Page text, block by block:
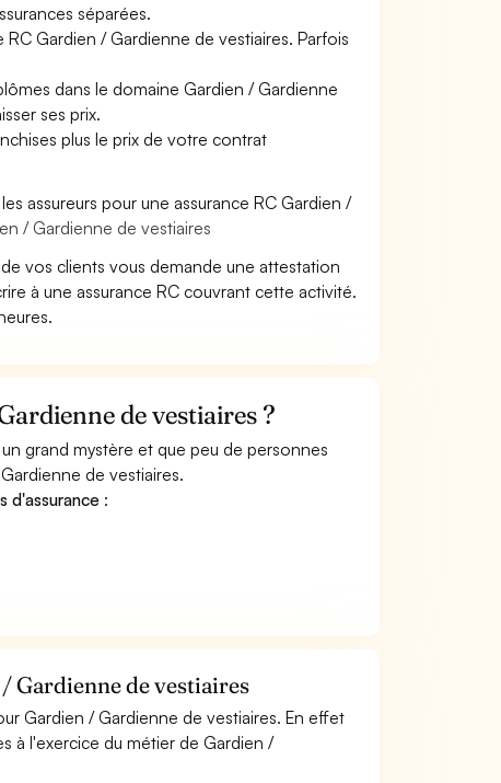
séparées.
Gardien / Gardienne de vestiaires. Parfois
dans le domaine Gardien / Gardienne
ses prix.
plus le prix de votre contrat
assureurs pour une assurance RC Gardien /
/ Gardienne de vestiaires
vos clients vous demande une attestation
à une assurance RC couvrant cette activité.
de vestiaires ?
grand mystère et que peu de personnes
de vestiaires.
d'assurance :
Gardienne de vestiaires
Gardien / Gardienne de vestiaires. En effet
à l'exercice du métier de Gardien /